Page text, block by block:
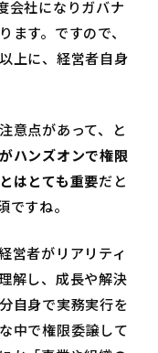
会社になりガバナ
す。ですので、
上に、経営者自身
意点があって、と
ハンズオンで権限
はとても重要だと
すね。
営者がリアリティ
解し、成長や解決
自身で実務実行を
中で権限委譲して